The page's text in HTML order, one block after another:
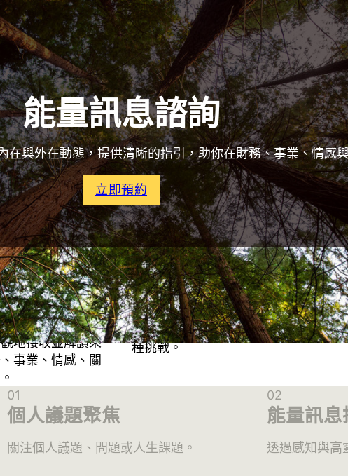
能量訊息諮詢
在與外在動態，提供清晰的指引，助你在財務、事業、情感
立即預約
鍵指引
。透過能量的振
能量訊息諮詢運
地接收並解讀來
事業、情感、關
此諮詢無特定宗教色彩，但可依個人需
連結。透過能量訊息的精準解讀，深
趨勢，提供決策所需的重要洞察，支
種挑戰。
個人議題聚焦
關注個人議題、問題或人生課題。
能量訊息
透過感知與高